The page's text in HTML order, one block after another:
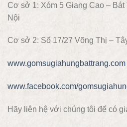
Cơ sở 1: Xóm 5 Giang Cao – Bát
Nội
Cơ sở 2: Số 17/27 Võng Thị –
www.gomsugiahungbattrang.com
www.facebook.com/
Hãy liên hệ với chúng tôi để có